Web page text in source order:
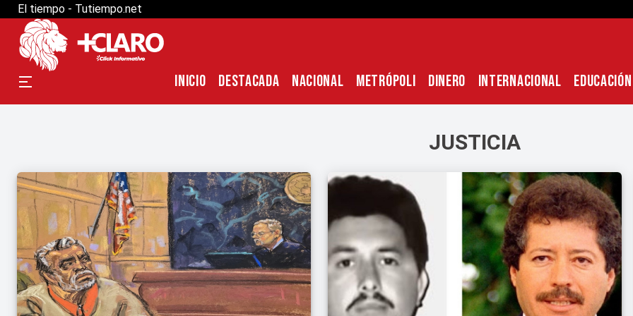
El tiempo - Tutiempo.net
INICIO DESTACADA NACIONAL METRÓPOLI DINERO INTERNACIONAL EDUCACIÓN
JUSTICIA